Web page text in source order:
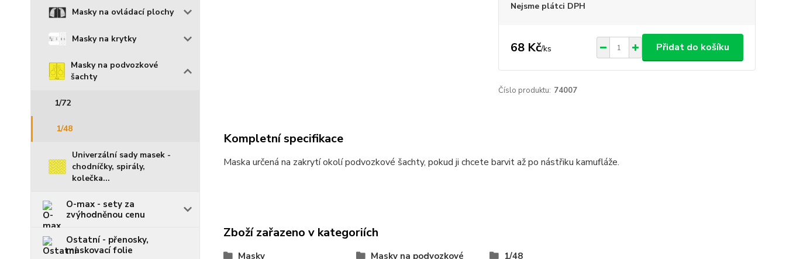
Masky na ovládací plochy
Masky na krytky
Masky na podvozkové
šachty
1/72
1/48
Univerzální sady masek -
chodníčky, spirály,
kolečka...
O-max - sety za
zvýhodněnou cenu
Ostatní - přenosky,
maskovací folie
Nejsme plátci DPH
68 Kč/ks Přidat do košíku
Číslo produktu: 74007
Kompletní specifikace
Maska určená na zakrytí okolí podvozkové šachty, pokud ji chcete barvit až po nástřiku kamufláže.
Zboží zařazeno v kategoriích
Masky
Masky na podvozkové
1/48